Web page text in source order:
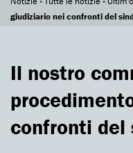
giudiziario nei confronti del
Il nostro
confronti del